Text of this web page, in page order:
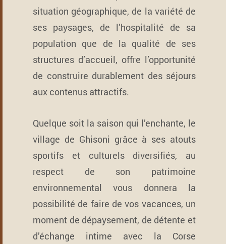
situation géographique, de la variété de
ses paysages, de l’hospitalité de sa
population que de la qualité de ses
structures d’accueil, offre l’opportunité
de construire durablement des séjours
aux contenus attractifs.
Quelque soit la saison qui l’enchante, le
village de Ghisoni grâce à ses atouts
sportifs et culturels diversifiés, au
respect de son patrimoine
environnemental vous donnera la
possibilité de faire de vos vacances, un
moment de dépaysement, de détente et
d’échange intime avec la Corse